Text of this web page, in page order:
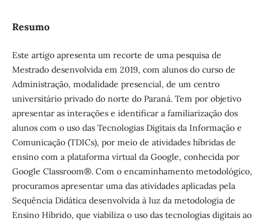
Resumo
Este artigo apresenta um recorte de uma pesquisa de
Mestrado desenvolvida em 2019, com alunos do curso de
Administração, modalidade presencial, de um centro
universitário privado do norte do Paraná. Tem por objetivo
apresentar as interações e identificar a familiarização dos
alunos com o uso das Tecnologias Digitais da Informação e
Comunicação (TDICs), por meio de atividades híbridas de
ensino com a plataforma virtual da Google, conhecida por
Google Classroom®. Com o encaminhamento metodológico,
procuramos apresentar uma das atividades aplicadas pela
Sequência Didática desenvolvida à luz da metodologia de
Ensino Híbrido, que viabiliza o uso das tecnologias digitais ao